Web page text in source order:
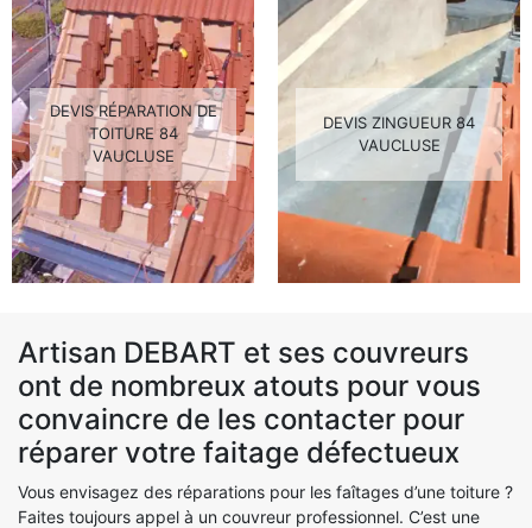
DEVIS RÉPARATION DE
TOITURE 84
VAUCLUSE
DEVIS ZINGUEUR 84
VAUCLUSE
Artisan DEBART et ses couvreurs
ont de nombreux atouts pour vous
convaincre de les contacter pour
réparer votre faitage défectueux
Vous envisagez des réparations pour les faîtages d’une toiture ?
Faites toujours appel à un couvreur professionnel. C’est une